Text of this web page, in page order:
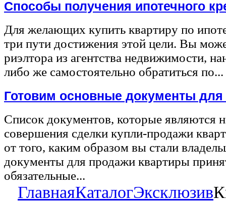
Способы получения ипотечного
Для желающих купить квартиру по
три пути достижения этой цели. Вы
риэлтора из агентства недвижимости,
либо же самостоятельно обратиться по...
Готовим основные документы
Список документов, которые являются
совершения сделки купли-продажи
от того, каким образом вы стали
документы для продажи квартиры
обязательные...
ГлавнаяКаталогЭксклюзив